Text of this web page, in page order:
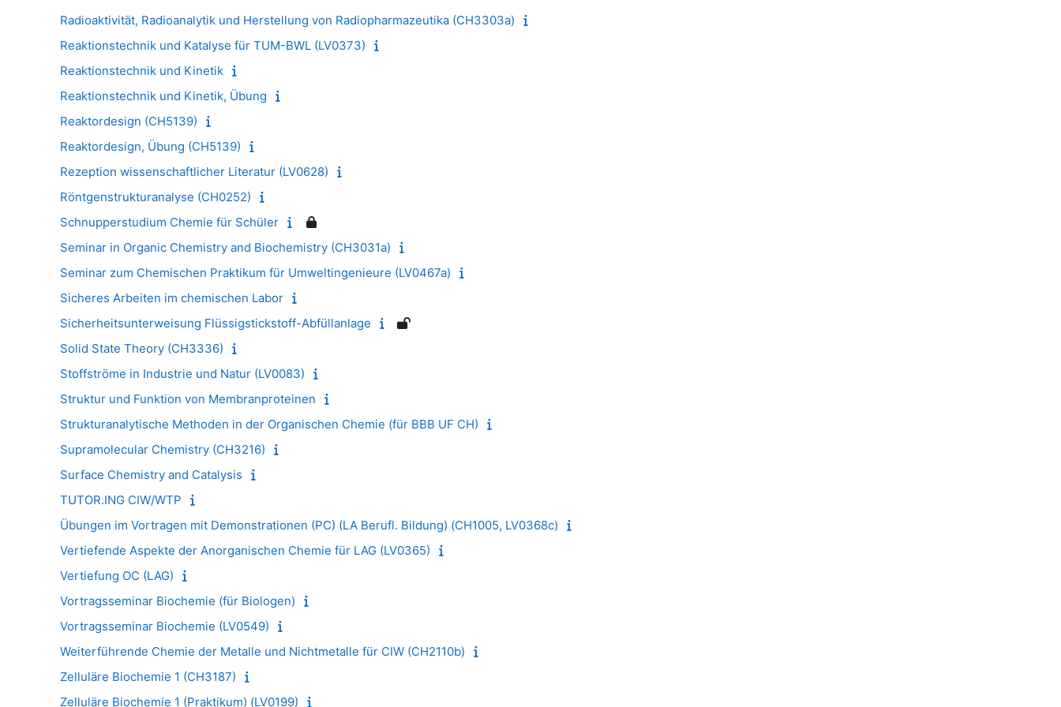
Radioaktivität, Radioanalytik und Herstellung von Radiopharmazeutika (CH3303a)
Reaktionstechnik und Katalyse für TUM-BWL (LV0373)
Reaktionstechnik und Kinetik
Reaktionstechnik und Kinetik, Übung
Reaktordesign (CH5139)
Reaktordesign, Übung (CH5139)
Rezeption wissenschaftlicher Literatur (LV0628)
Röntgenstrukturanalyse (CH0252)
Schnupperstudium Chemie für Schüler
Seminar in Organic Chemistry and Biochemistry (CH3031a)
Seminar zum Chemischen Praktikum für Umweltingenieure (LV0467a)
Sicheres Arbeiten im chemischen Labor
Sicherheitsunterweisung Flüssigstickstoff-Abfüllanlage
Solid State Theory (CH3336)
Stoffströme in Industrie und Natur (LV0083)
Struktur und Funktion von Membranproteinen
Strukturanalytische Methoden in der Organischen Chemie (für BBB UF CH)
Supramolecular Chemistry (CH3216)
Surface Chemistry and Catalysis
TUTOR.ING CIW/WTP
Übungen im Vortragen mit Demonstrationen (PC) (LA Berufl. Bildung) (CH1005, LV0368c)
Vertiefende Aspekte der Anorganischen Chemie für LAG (LV0365)
Vertiefung OC (LAG)
Vortragsseminar Biochemie (für Biologen)
Vortragsseminar Biochemie (LV0549)
Weiterführende Chemie der Metalle und Nichtmetalle für CIW (CH2110b)
Zelluläre Biochemie 1 (CH3187)
Zelluläre Biochemie 1 (Praktikum) (LV0199)